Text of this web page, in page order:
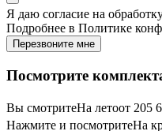
Я даю согласие на
Подробнее в Политике
Перезвоните мне
Посмотрите
Вы смотритеНа летоот 205
Нажмите и посмотритеНа